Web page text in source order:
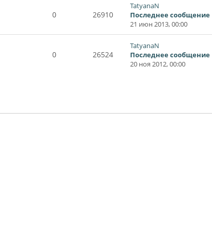
0 26910
TatyanaN
Последнее сообщение
21 июн 2013, 00:00
0 26524
TatyanaN
Последнее сообщение
20 ноя 2012, 00:00